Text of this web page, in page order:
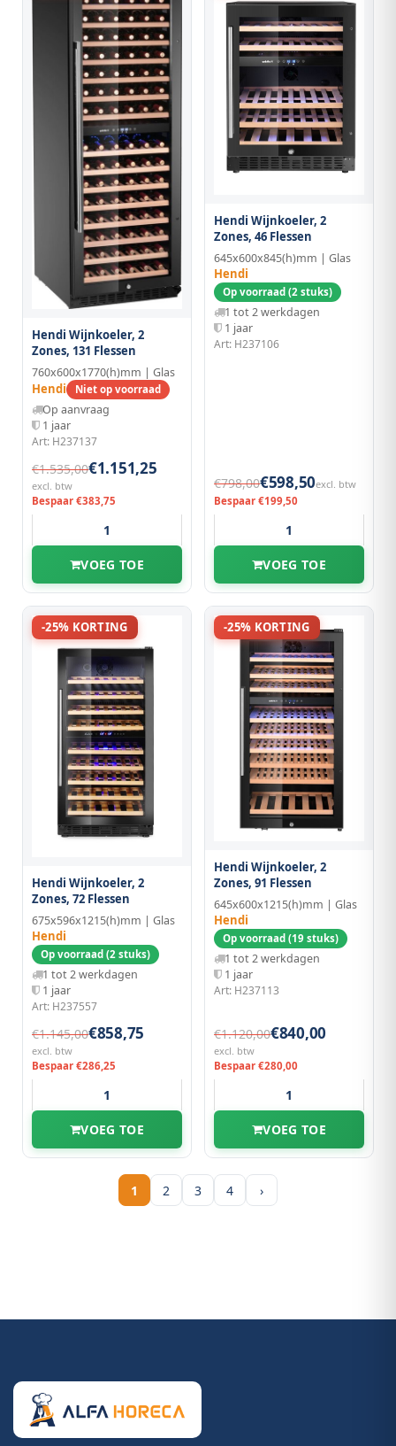
Hendi Wijnkoeler, 2
Zones, 131 Flessen
760x600x1770(h)mm | Glas
Hendi Niet op voorraad
Op aanvraag
1 jaar
Art: H237137
€1.535,00€1.151,25
excl. btw
Bespaar €383,75
VOEG TOE
Hendi Wijnkoeler, 2
Zones, 46 Flessen
645x600x845(h)mm | Glas
Hendi
Op voorraad (2 stuks)
1 tot 2 werkdagen
1 jaar
Art: H237106
€798,00€598,50excl. btw
Bespaar €199,50
VOEG TOE
-25% KORTING
Hendi Wijnkoeler, 2
Zones, 72 Flessen
675x596x1215(h)mm | Glas
Hendi
Op voorraad (2 stuks)
1 tot 2 werkdagen
1 jaar
Art: H237557
€1.145,00€858,75
excl. btw
Bespaar €286,25
VOEG TOE
-25% KORTING
Hendi Wijnkoeler, 2
Zones, 91 Flessen
645x600x1215(h)mm | Glas
Hendi
Op voorraad (19 stuks)
1 tot 2 werkdagen
1 jaar
Art: H237113
€1.120,00€840,00
excl. btw
Bespaar €280,00
VOEG TOE
1 2 3 4 ›